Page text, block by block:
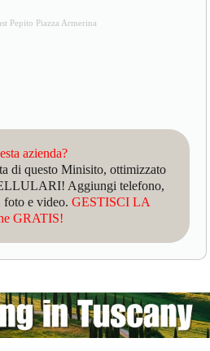
Pepito Piazza Armerina
azienda?
di questo Minisito, ottimizzato
Aggiungi telefono,
foto e video.GESTISCI LA
GRATIS!